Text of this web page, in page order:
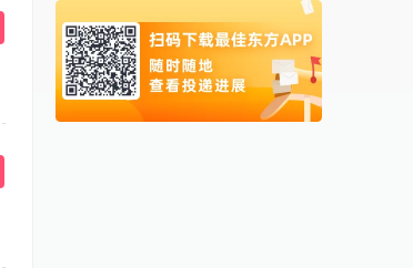
泰国 0066
柬埔寨 00855
00971